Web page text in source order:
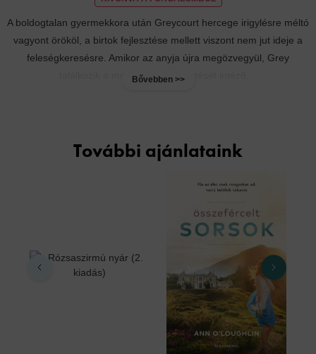
A boldogtalan gyermekkora után Greycourt hercege irigylésre méltó
vagyont örököl, a birtok fejlesztése mellett viszont nem jut ideje a
feleségkeresésre. Amikor az anyja újra megözvegyül, Grey
találkozik a mostohaapja temetését intéző,...
Bővebben >>
További ajánlataink